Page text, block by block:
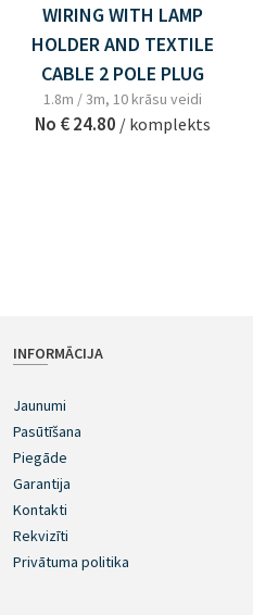
WIRING WITH LAMP
HOLDER AND TEXTILE
CABLE 2 POLE PLUG
1.8m / 3m, 10 krāsu veidi
No € 24.80 / komplekts
INFORMĀCIJA
Jaunumi
Pasūtīšana
Piegāde
Garantija
Kontakti
Rekvizīti
Privātuma politika